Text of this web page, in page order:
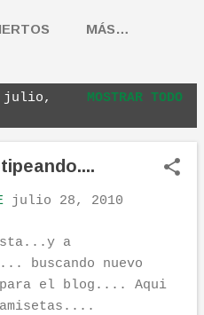
MÁS…
julio,
MOSTRAR TODO
julio 28, 2010
a
buscando nuevo
el blog.... Aqui